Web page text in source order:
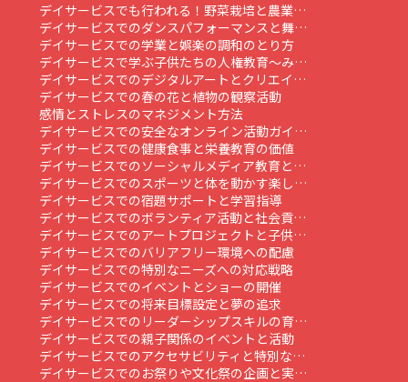
デイサービスでも行われる！野菜栽培と農業…
デイサービスでのダンスパフォーマンスと舞…
デイサービスでの学業と娯楽の調和のとり方
デイサービスで学ぶ子供たちの人権教育～み…
デイサービスでのデジタルアートとクリエイ…
デイサービスでの春の花と植物の観察活動
感情とストレスのマネジメント方法
デイサービスでの安全なオンライン活動ガイ…
デイサービスでの健康食事と栄養教育の価値
デイサービスでのソーシャルメディア教育と…
デイサービスでのスポーツと体を動かす楽し…
デイサービスでの宿題サポートと学習指導
デイサービスでのボランティア活動と社会貢…
デイサービスでのアートプロジェクトと子供…
デイサービスでのバリアフリー環境への配慮
デイサービスでの特別なニーズへの対応戦略
デイサービスでのイベントとショーの開催
デイサービスでの将来目標設定と夢の追求
デイサービスでのリーダーシップスキルの育…
デイサービスでの親子関係のイベントと活動
デイサービスでのアクセサビリティと特別な…
デイサービスでのお祭りや文化祭の企画と実…